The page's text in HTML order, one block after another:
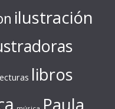
ilustración
libros
Paula